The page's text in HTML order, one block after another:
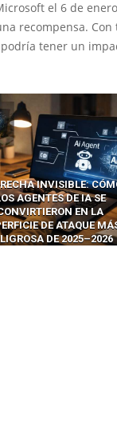
el 6 de
recompensa.
tener un
METASPLOIT:
PREDATOR HACKEA
MÓVIL CON
PUBLICITARIOS
CERO-CLIC